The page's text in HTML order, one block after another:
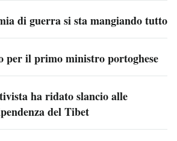
di guerra si sta mangiando tutto
per il primo ministro portoghese
ha ridato slancio alle
del Tibet